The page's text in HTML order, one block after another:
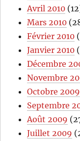
Avril 2010
Mars 2010
Février 2010
Janvier 2010
Décembre
Novembre
Octobre 2009
Septembre
Août 2009
Juillet 2009